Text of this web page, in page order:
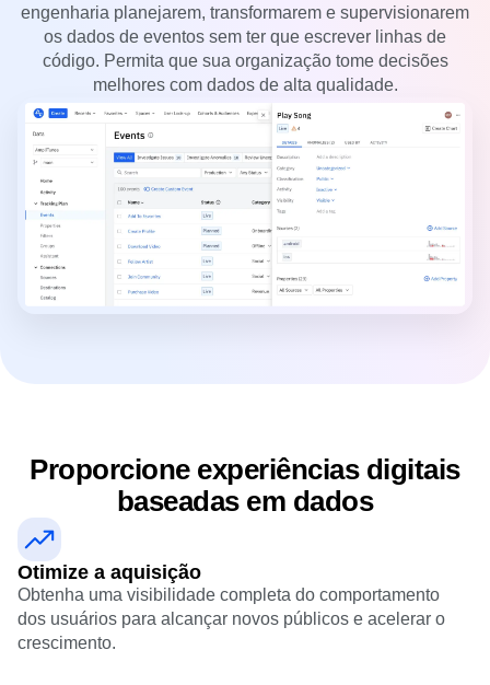
engenharia planejarem, transformarem e supervisionarem
os dados de eventos sem ter que escrever linhas de
código. Permita que sua organização tome decisões
melhores com dados de alta qualidade.
Proporcione experiências digitais
baseadas em dados
Otimize a aquisição
Obtenha uma visibilidade completa do comportamento
dos usuários para alcançar novos públicos e acelerar o
crescimento.